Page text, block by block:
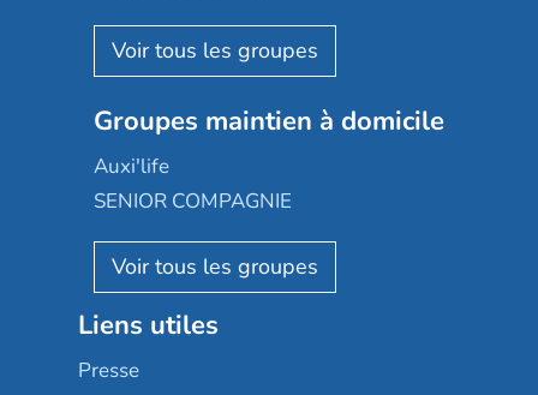
Aquarelia
Nexity edenea
Les jardins d'Arcadie
Occitalia
Appartseniors
Reseda
Stella management
Les villages d'or
Sérénys
Korian
Emera
Groupe SOS
Le Noble Âge
Almage
Résidalya
Groupe aplus
Groupes maintien à domicile
Auxi'life
SENIOR COMPAGNIE
AGE D'OR Services
Liens utiles
Presse